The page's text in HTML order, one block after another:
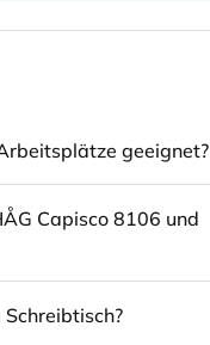
geeignet?
Capisco 8106 und